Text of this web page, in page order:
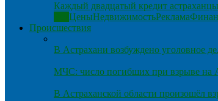
Каждый двадцатый кредит
ЦеныНедвижимостьРеклама
Происшествия
В Астрахани возбуждено уголовное
МЧС: число погибших при взрыве на
В Астраханской области произошёл